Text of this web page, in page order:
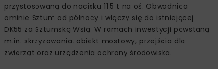
przystosowaną do nacisku 11,5 t na oś. Obwodnica
ominie Sztum od północy i włączy się do istniejącej
DK55 za Sztumską Wsią. W ramach inwestycji powstaną
m.in. skrzyżowania, obiekt mostowy, przejścia dla
zwierząt oraz urządzenia ochrony środowiska.